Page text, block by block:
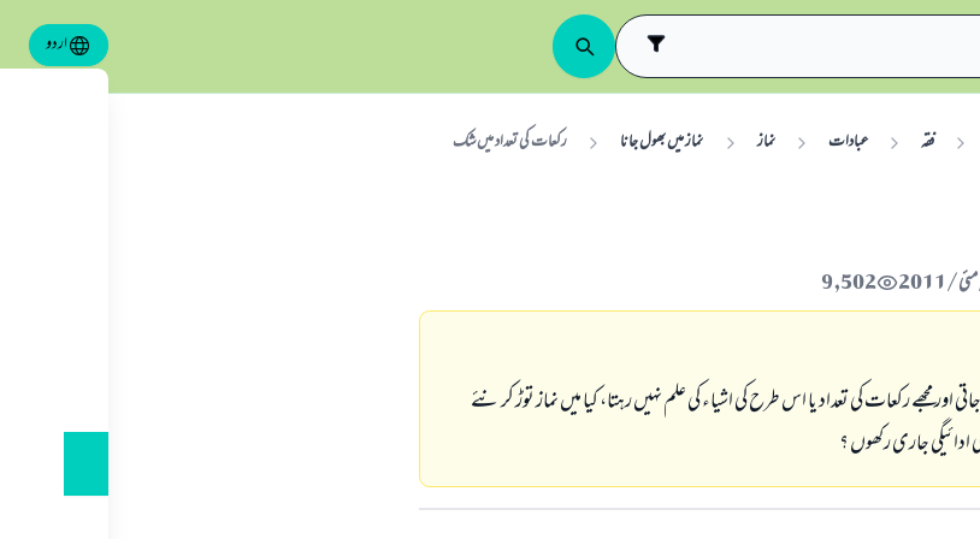
اردو
فقہ عبادات نماز نماز میں بھول جانا ركعات كى تعداد ميں شك
9,502
اور مجھے ركعات كى تعداد يا اس طرح كى اشياء كى علم نہيں رہتا، كيا ميں نماز توڑ كر نئے
جارى ركھوں ؟